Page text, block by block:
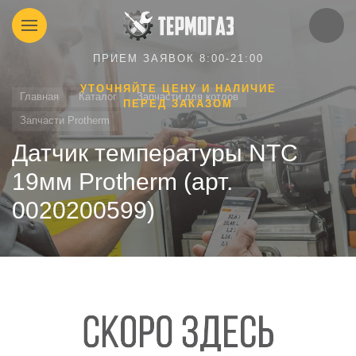
ПРИЕМ ЗАЯВОК 8:00-21:00
УТОЧНЯЙТЕ ЦЕНУ И НАЛИЧИЕ
ПЕРЕД ЗАКАЗОМ
Главная Каталог
Запчасти для котлов
Запчасти Protherm
Датчик температуры NTC
19мм Protherm (арт.
0020200599)